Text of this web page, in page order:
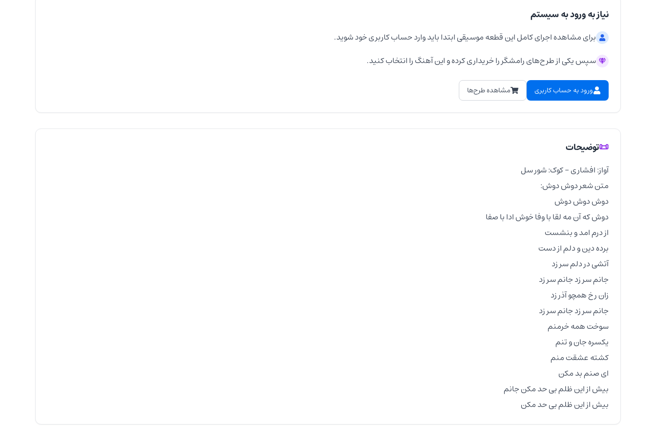
نیاز به ورود به سیستم
برای مشاهده اجرای کامل این قطعه موسیقی ابتدا باید وارد حساب کاربری خود شوید.
سپس یکی از طرح‌های رامشگر را خریداری کرده و این آهنگ را انتخاب کنید.
ورود به حساب کاربری مشاهده طرح‌ها
📜توضیحات
بیش از این ظلم بی حد مکن